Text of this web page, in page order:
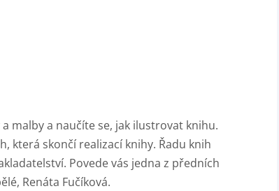
malby a naučíte se, jak ilustrovat knihu.
která skončí realizací knihy. Řadu knih
Povede vás jedna z předních
Renáta Fučíková.